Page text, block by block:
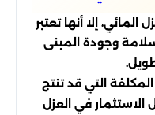
إلا أنها تعتبر
وجودة المبنى
التي قد تنتج
الاستثمار في العزل